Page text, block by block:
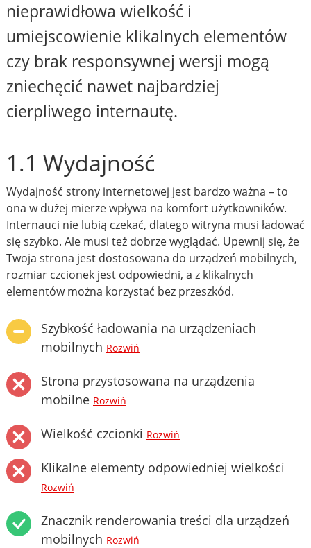
nieprawidłowa wielkość i
umiejscowienie klikalnych elementów
czy brak responsywnej wersji mogą
zniechęcić nawet najbardziej
cierpliwego internautę.
1.1 Wydajność
Wydajność strony internetowej jest bardzo ważna – to
ona w dużej mierze wpływa na komfort użytkowników.
Internauci nie lubią czekać, dlatego witryna musi ładować
się szybko. Ale musi też dobrze wyglądać. Upewnij się, że
Twoja strona jest dostosowana do urządzeń mobilnych,
rozmiar czcionek jest odpowiedni, a z klikalnych
elementów można korzystać bez przeszkód.
Szybkość ładowania na urządzeniach
mobilnych Rozwiń
Strona przystosowana na urządzenia
mobilne Rozwiń
Wielkość czcionki Rozwiń
Klikalne elementy odpowiedniej wielkości
Rozwiń
Znacznik renderowania treści dla urządzeń
mobilnych Rozwiń